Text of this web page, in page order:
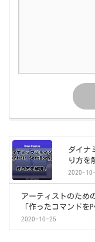
ダイナ
り方を
2020-
アーティストのため
「作ったコマンドを
部から読み出してみ
2020-10-25